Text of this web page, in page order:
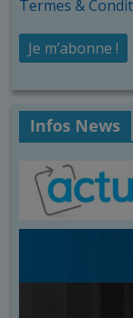
Termes &
Infos News